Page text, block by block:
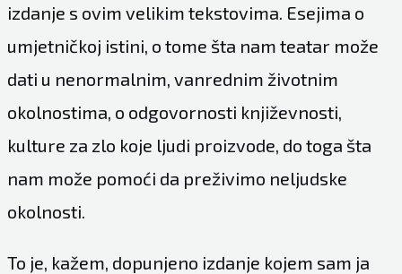
izdanje s ovim velikim tekstovima. Esejima o
umjetničkoj istini, o tome šta nam teatar može
dati u nenormalnim, vanrednim životnim
okolnostima, o odgovornosti književnosti,
kulture za zlo koje ljudi proizvode, do toga šta
nam može pomoći da preživimo neljudske
okolnosti.
To je, kažem, dopunjeno izdanje kojem sam ja